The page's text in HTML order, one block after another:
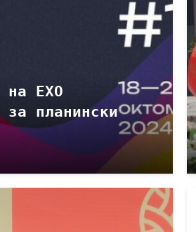
на ЕХО
за планински